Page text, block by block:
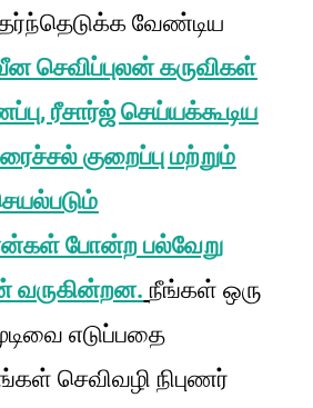
வேண்டிய
செவிப்புலன் கருவிகள்
ரீசார்ஜ் செய்யக்கூடிய
குறைப்பு மற்றும்
போன்ற பல்வேறு
வருகின்றன. நீங்கள் ஒரு
எடுப்பதை
செவிவழி நிபுணர்